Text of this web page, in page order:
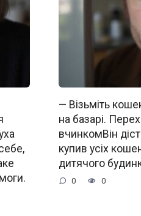
— Візьміть
на базарі.
вчинкомВін
купив усіх
дитячого
0 0